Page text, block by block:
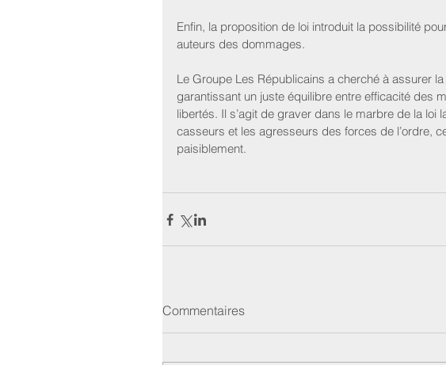
Enfin, la proposition de loi introduit la possibilité
auteurs des dommages.
Le Groupe Les Républicains a cherché à assurer
garantissant un juste équilibre entre efficacité des
libertés. Il s’agit de graver dans le marbre de la loi
casseurs et les agresseurs des forces de l’ordre,
paisiblement.
Commentaires